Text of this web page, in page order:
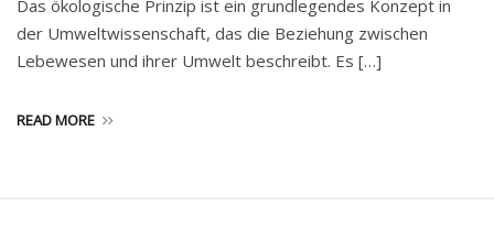
Das ökologische Prinzip ist ein grundlegendes Konzept in
der Umweltwissenschaft, das die Beziehung zwischen
Lebewesen und ihrer Umwelt beschreibt. Es […]
READ MORE